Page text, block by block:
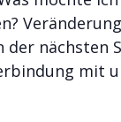
nächsten
mit